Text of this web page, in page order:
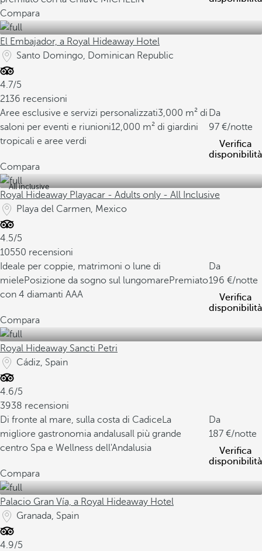
Compara
El Embajador, a Royal Hideaway Hotel
Santo Domingo, Dominican Republic
4.7/5
2136 recensioni
Aree esclusive e servizi personalizzati3,000 m² di
saloni per eventi e riunioni12,000 m² di giardini
tropicali e aree verdi
Da
97
/notte
Verifica
disponibilità
Compara
All inclusive
Royal Hideaway Playacar - Adults only - All Inclusive
Playa del Carmen, Mexico
4.5/5
10550 recensioni
Ideale per coppie, matrimoni o lune di
mielePosizione da sogno sul lungomarePremiato
con 4 diamanti AAA
Da
196
/notte
Verifica
disponibilità
Compara
Royal Hideaway Sancti Petri
Cádiz, Spain
4.6/5
3938 recensioni
Di fronte al mare, sulla costa di CadiceLa
migliore gastronomia andalusa Il più grande
centro Spa e Wellness dell'Andalusia
Da
187
/notte
Verifica
disponibilità
Compara
Palacio Gran Vía, a Royal Hideaway Hotel
Granada, Spain
4.9/5